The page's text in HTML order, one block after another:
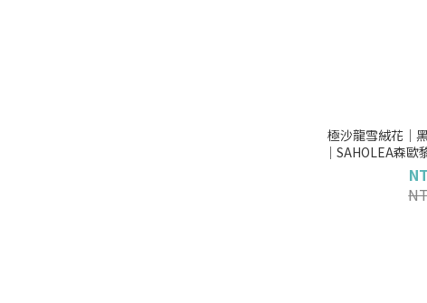
極沙龍雪絨花│
│SAHOLEA森歐